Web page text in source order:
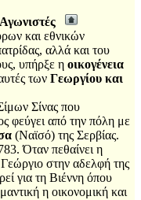
και εθνικών
αλλά και του
υπήρξε η οικογένεια
των Γεωργίου και
Σίνας που
φεύγει από την πόλη με
(Ναϊσό) της Σερβίας.
Όταν πεθαίνει η
στην αδελφή της
για τη Βιέννη όπου
η οικονομική και